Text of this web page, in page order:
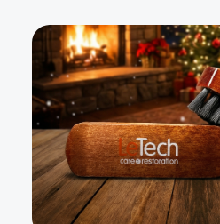
оформлении и получении заказа,
данных
Наш менеджер
в
в